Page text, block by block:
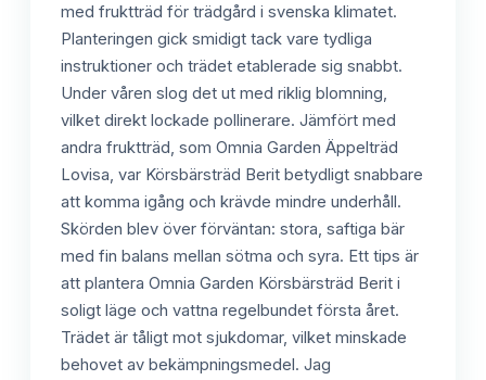
med fruktträd för trädgård i svenska klimatet.
Planteringen gick smidigt tack vare tydliga
instruktioner och trädet etablerade sig snabbt.
Under våren slog det ut med riklig blomning,
vilket direkt lockade pollinerare. Jämfört med
andra fruktträd, som Omnia Garden Äppelträd
Lovisa, var Körsbärsträd Berit betydligt snabbare
att komma igång och krävde mindre underhåll.
Skörden blev över förväntan: stora, saftiga bär
med fin balans mellan sötma och syra. Ett tips är
att plantera Omnia Garden Körsbärsträd Berit i
soligt läge och vattna regelbundet första året.
Trädet är tåligt mot sjukdomar, vilket minskade
behovet av bekämpningsmedel. Jag